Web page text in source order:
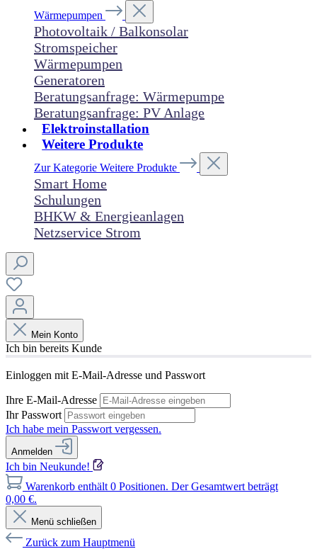
Wärmepumpen
Photovoltaik / Balkonsolar
Stromspeicher
Wärmepumpen
Generatoren
Beratungsanfrage: Wärmepumpe
Beratungsanfrage: PV Anlage
Elektroinstallation
Weitere Produkte
Zur Kategorie Weitere Produkte
Smart Home
Schulungen
BHKW & Energieanlagen
Netzservice Strom
Mein Konto
Ich bin bereits Kunde
Einloggen mit E-Mail-Adresse und Passwort
Ihre E-Mail-Adresse
Ihr Passwort
Ich habe mein Passwort vergessen.
Anmelden
Ich bin Neukunde!
Warenkorb enthält 0 Positionen. Der Gesamtwert beträgt
0,00 €.
Menü schließen
Zurück zum Hauptmenü